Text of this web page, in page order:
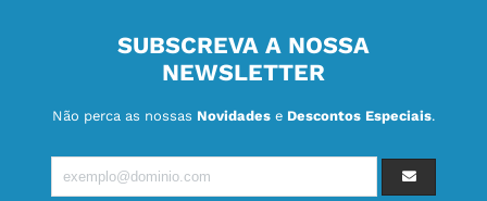
SUBSCREVA A NOSSA
NEWSLETTER
Não perca as nossas Novidades e Descontos Especiais.